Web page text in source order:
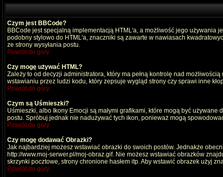
Czym jest BBCode?
BBCode jest specjalną implementacją HTML'a, a możliwość jego używania
podobny stylowo do HTML'a, znaczniki są zawarte w nawiasach
ze strony wysyłania postu.
Powrót do góry
Czy mogę używać HTML?
Zależy to od decyzji administratora, który ma pełną kontrolę nad
wstawianiu przez ludzi kodu, który zepsuje wygląd strony czy sprawi inne
Powrót do góry
Czym są Uśmieszki?
Uśmieszki, albo Ikony Emocji są małymi grafikami, które mogą być
postu. Spróbuj jednak nie nadużywać tych ikon, ponieważ mogą
Powrót do góry
Czy mogę dodawać Obrazki?
Jak najbardziej możesz wstawiać obrazki do swoich postów. Jednakże
http://www.moj-serwer.pl/moj-obraz.gif. Nie możesz wstawiać obrazków
skrzynki pocztowe, strony chronione hasłem itp. Aby wstawić obrazek użyj
Powrót do góry